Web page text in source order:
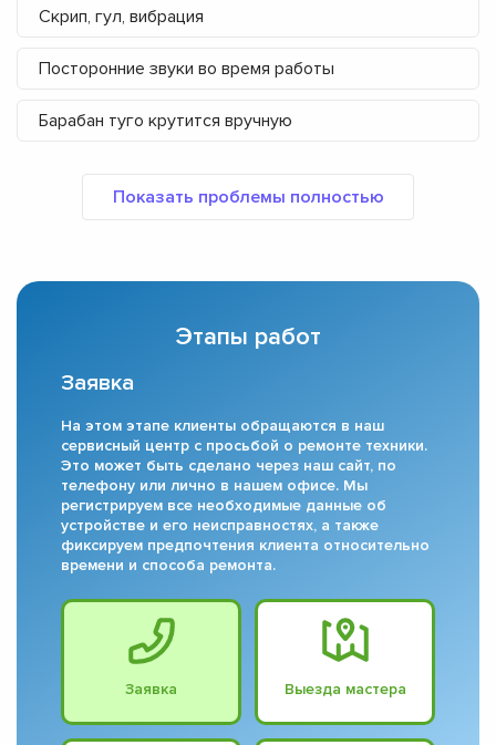
Скрип, гул, вибрация
Посторонние звуки во время работы
Барабан туго крутится вручную
Этапы работ
Заявка
На этом этапе клиенты обращаются в наш
сервисный центр с просьбой о ремонте техники.
Это может быть сделано через наш сайт, по
телефону или лично в нашем офисе. Мы
регистрируем все необходимые данные об
устройстве и его неисправностях, а также
фиксируем предпочтения клиента относительно
времени и способа ремонта.
Заявка Выезда мастера